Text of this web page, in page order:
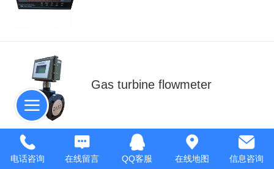
Gas turbine flowmeter
电话咨询 在线留言 QQ客服 在线地图 信息咨询